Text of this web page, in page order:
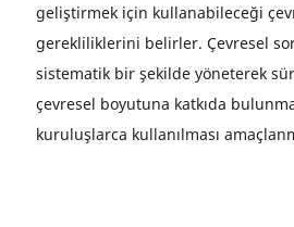
geliştirmek için kullanabileceği
gerekliliklerini belirler. Çevresel
sistematik bir şekilde yöneterek
çevresel boyutuna katkıda
kuruluşlarca kullanılması